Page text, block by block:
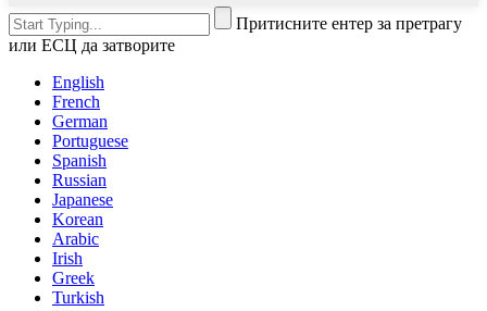
Притисните ентер за претрагу
или ЕСЦ да затворите
English
French
German
Portuguese
Spanish
Russian
Japanese
Korean
Arabic
Irish
Greek
Turkish